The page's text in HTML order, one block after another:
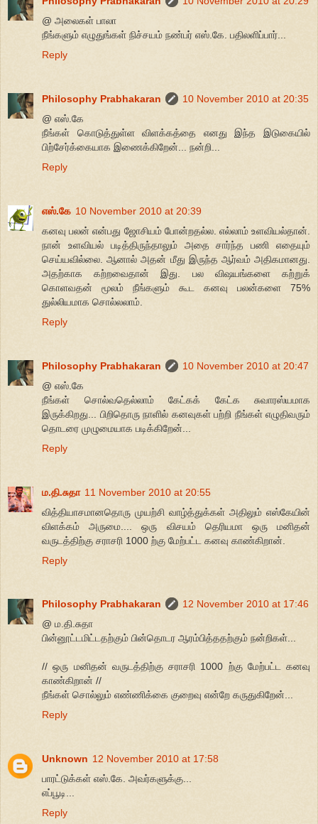
@ அலைகள் பாலா
நீங்களும் எழுதுங்கள் நிச்சயம் நண்பர் எஸ்.கே. பதிலளிப்பார்...
Reply
Philosophy Prabhakaran
10 November 2010 at 20:35
@ எஸ்.கே
நீங்கள் கொடுத்துள்ள விளக்கத்தை எனது இந்த இடுகையில்
பிற்சேர்க்கையாக இணைக்கிறேன்... நன்றி...
Reply
எஸ்.கே 10 November 2010 at 20:39
கனவு பலன் என்பது ஜோசியம் போன்றதல்ல. எல்லாம் உளவியல்தான்.
நான் உளவியல் படித்திருந்தாலும் அதை சார்ந்த பணி எதையும்
செய்யவில்லை. ஆனால் அதன் மீது இருந்த ஆர்வம் அதிகமானது.
அதற்காக கற்றவைதான் இது. பல விஷயங்களை கற்றுக்
கொளவதன் மூலம் நீங்களும் கூட கனவு பலன்களை 75%
துல்லியமாக சொல்லலாம்.
Reply
Philosophy Prabhakaran
10 November 2010 at 20:47
@ எஸ்.கே
நீங்கள் சொல்வதெல்லாம் கேட்கக் கேட்க சுவாரஸ்யமாக
இருக்கிறது... பிறிதொரு நாளில் கனவுகள் பற்றி நீங்கள் எழுதிவரும்
தொடரை முழுமையாக படிக்கிறேன்...
Reply
ம.தி.சுதா 11 November 2010 at 20:55
வித்தியாசமானதொரு முயற்சி வாழ்த்துக்கள் அதிலும் எஸ்கேயின்
விளக்கம் அருமை.... ஒரு விசயம் தெரியமா ஒரு மனிதன்
வருடத்திற்கு சராசரி 1000 ற்கு மேற்பட்ட கனவு காண்கிறான்.
Reply
Philosophy Prabhakaran
12 November 2010 at 17:46
@ ம.தி.சுதா
பின்னூட்டமிட்டதற்கும் பின்தொடர ஆரம்பித்ததற்கும் நன்றிகள்...
// ஒரு மனிதன் வருடத்திற்கு சராசரி 1000 ற்கு மேற்பட்ட கனவு
காண்கிறான் //
நீங்கள் சொல்லும் எண்ணிக்கை குறைவு என்றே கருதுகிறேன்...
Reply
Unknown 12 November 2010 at 17:58
பாரட்டுக்கள் எஸ்.கே. அவர்களுக்கு...
எப்பூடி...
Reply